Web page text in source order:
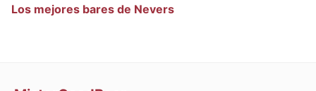
Los mejores bares de Nevers